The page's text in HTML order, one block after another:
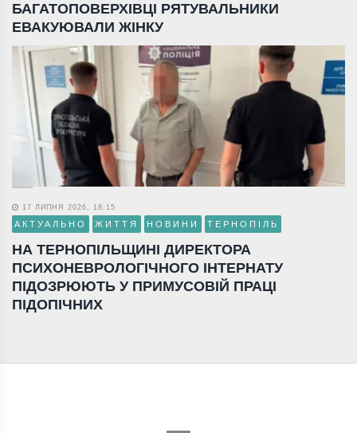
БАГАТОПОВЕРХІВЦІ РЯТУВАЛЬНИКИ
ЕВАКУЮВАЛИ ЖІНКУ
17 ЛИПНЯ 2026, 18:15
АКТУАЛЬНО ЖИТТЯ НОВИНИ ТЕРНОПІЛЬ
НА ТЕРНОПІЛЬЩИНІ ДИРЕКТОРА
ПСИХОНЕВРОЛОГІЧНОГО ІНТЕРНАТУ
ПІДОЗРЮЮТЬ У ПРИМУСОВІЙ ПРАЦІ
ПІДОПІЧНИХ